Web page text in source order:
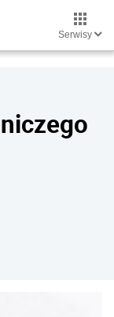
Serwisy